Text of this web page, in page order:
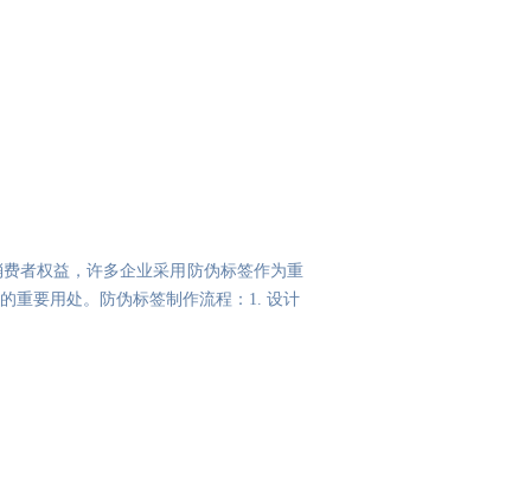
者权益，许多企业采用防伪标签作为重
重要用处。防伪标签制作流程：1. 设计